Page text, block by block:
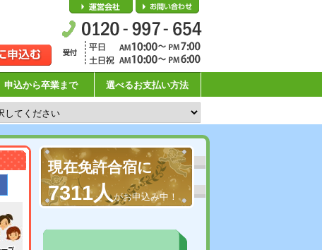
会社概要
申込から卒業まで 選べるお支払い方法
現在免許合宿に
7311人がお申込み中！